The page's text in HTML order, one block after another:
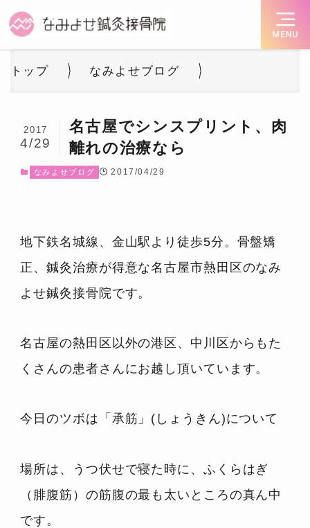
トップ なみよせブログ
名古屋でシンスプリント、肉
離れの治療なら
2017
4/29
なみよせブログ 2017/04/29
地下鉄名城線、金山駅より徒歩5分。骨盤矯
正、鍼灸治療が得意な名古屋市熱田区のなみ
よせ鍼灸接骨院です。
名古屋の熱田区以外の港区、中川区からもた
くさんの患者さんにお越し頂いています。
今日のツボは「承筋」(しょうきん)について
場所は、うつ伏せで寝た時に、ふくらはぎ
（腓腹筋）の筋腹の最も太いところの真ん中
です。